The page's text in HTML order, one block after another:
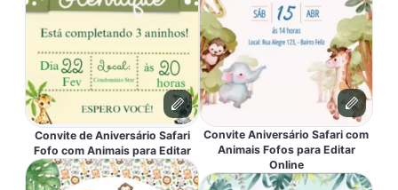
Convite de Aniversário Safari
Fofo com Animais para Editar
Convite Aniversário Safari com
Animais Fofos para Editar
Online